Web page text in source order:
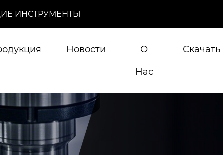
ИНСТРУМЕНТЫ
Новости О
Нас
Скачать